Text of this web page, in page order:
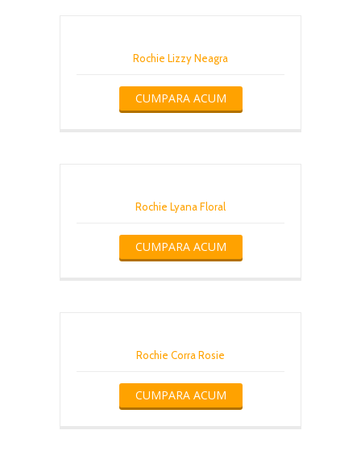
Rochie Lizzy Neagra
CUMPARA ACUM
Rochie Lyana Floral
CUMPARA ACUM
Rochie Corra Rosie
CUMPARA ACUM